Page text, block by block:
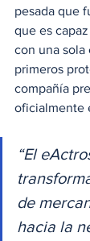
pesada que
que es
con una sola
primeros
compañía
oficialmente
“El
de
hacia la